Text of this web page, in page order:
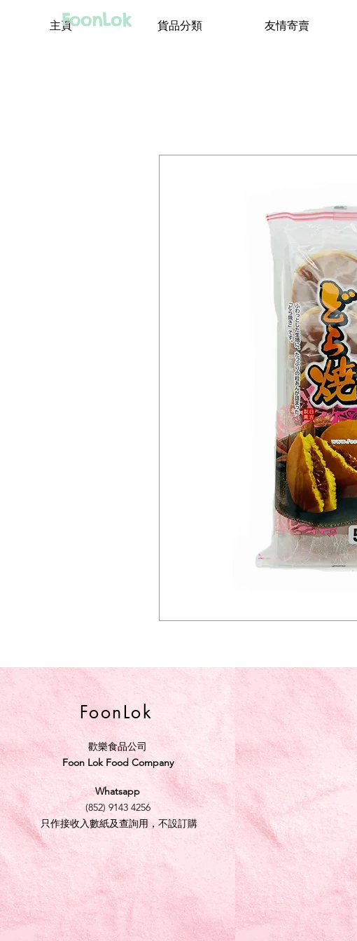
FoonLok
主頁 貨品分類 友情寄賣
FoonLok
歡樂食品公司
Foon Lok Food Company
Whatsapp
(852) 9143 4256
只作接收入數紙及查詢用，不設訂購